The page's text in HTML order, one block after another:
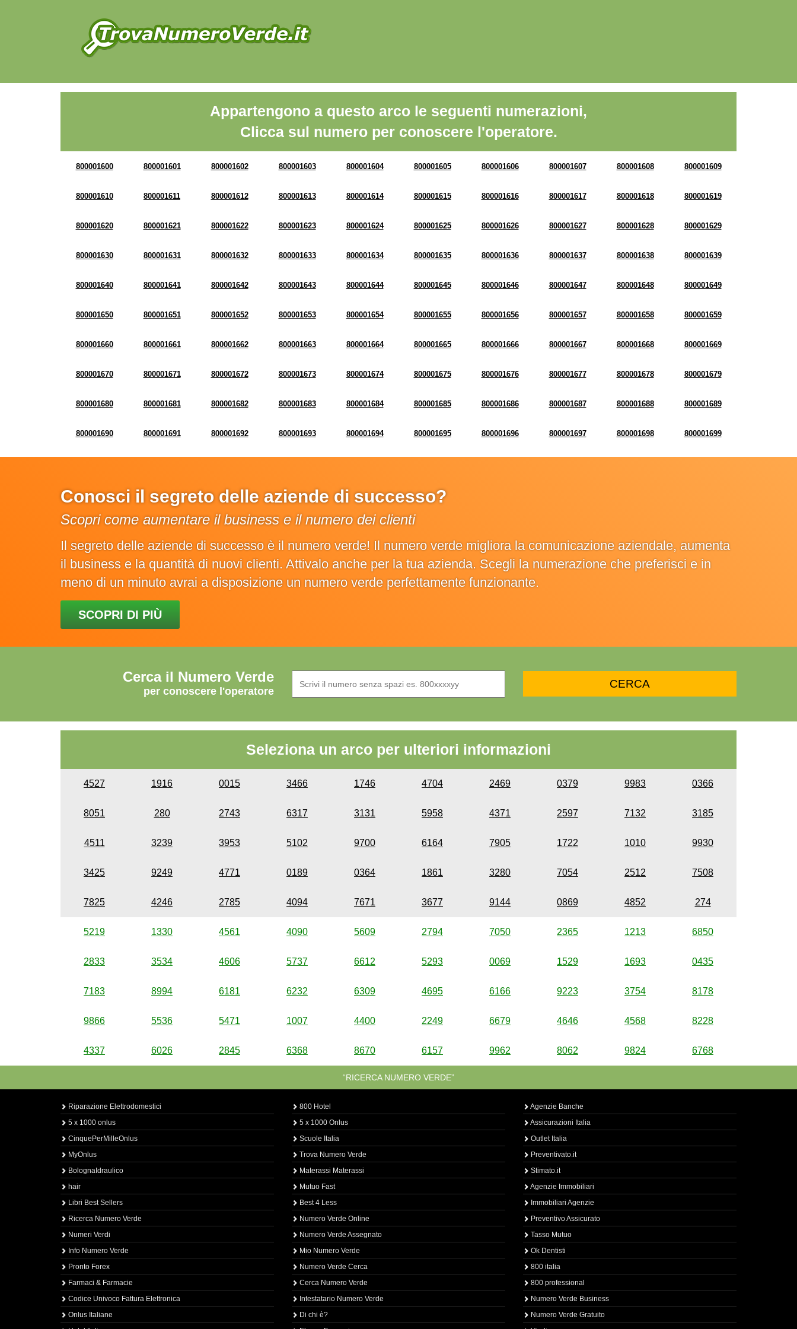
Appartengono a questo arco le seguenti numerazioni,
Clicca sul numero per conoscere l'operatore.
800001600 800001601 800001602 800001603 800001604 800001605 800001606 800001607 800001608 800001609
800001610 800001611 800001612 800001613 800001614 800001615 800001616 800001617 800001618 800001619
800001620 800001621 800001622 800001623 800001624 800001625 800001626 800001627 800001628 800001629
800001630 800001631 800001632 800001633 800001634 800001635 800001636 800001637 800001638 800001639
800001640 800001641 800001642 800001643 800001644 800001645 800001646 800001647 800001648 800001649
800001650 800001651 800001652 800001653 800001654 800001655 800001656 800001657 800001658 800001659
800001660 800001661 800001662 800001663 800001664 800001665 800001666 800001667 800001668 800001669
800001670 800001671 800001672 800001673 800001674 800001675 800001676 800001677 800001678 800001679
800001680 800001681 800001682 800001683 800001684 800001685 800001686 800001687 800001688 800001689
800001690 800001691 800001692 800001693 800001694 800001695 800001696 800001697 800001698 800001699
Conosci il segreto delle aziende di successo?
Scopri come aumentare il business e il numero dei clienti
Il segreto delle aziende di successo è il numero verde! Il numero verde migliora la comunicazione aziendale, aumenta
il business e la quantità di nuovi clienti. Attivalo anche per la tua azienda. Scegli la numerazione che preferisci e in
meno di un minuto avrai a disposizione un numero verde perfettamente funzionante.
SCOPRI DI PIÙ
Cerca il Numero Verde
per conoscere l'operatore
Seleziona un arco per ulteriori informazioni
4527 1916 0015 3466 1746 4704 2469 0379 9983 0366
8051 280 2743 6317 3131 5958 4371 2597 7132 3185
4511 3239 3953 5102 9700 6164 7905 1722 1010 9930
3425 9249 4771 0189 0364 1861 3280 7054 2512 7508
7825 4246 2785 4094 7671 3677 9144 0869 4852 274
5219 1330 4561 4090 5609 2794 7050 2365 1213 6850
2833 3534 4606 5737 6612 5293 0069 1529 1693 0435
7183 8994 6181 6232 6309 4695 6166 9223 3754 8178
9866 5536 5471 1007 4400 2249 6679 4646 4568 8228
4337 6026 2845 6368 8670 6157 9962 8062 9824 6768
“RICERCA NUMERO VERDE”
Riparazione Elettrodomestici
5 x 1000 onlus
CinquePerMilleOnlus
MyOnlus
BolognaIdraulico
hair
Libri Best Sellers
Ricerca Numero Verde
Numeri Verdi
Info Numero Verde
Pronto Forex
Farmaci & Farmacie
Codice Univoco Fattura Elettronica
Onlus Italiane
800 Hotel
5 x 1000 Onlus
Scuole Italia
Trova Numero Verde
Materassi Materassi
Mutuo Fast
Best 4 Less
Numero Verde Online
Numero Verde Assegnato
Mio Numero Verde
Numero Verde Cerca
Cerca Numero Verde
Intestatario Numero Verde
Di chi è?
Agenzie Banche
Assicurazioni Italia
Outlet Italia
Preventivato.it
Stimato.it
Agenzie Immobiliari
Immobiliari Agenzie
Preventivo Assicurato
Tasso Mutuo
Ok Dentisti
800 italia
800 professional
Numero Verde Business
Numero Verde Gratuito